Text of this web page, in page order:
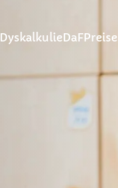
DyskalkulieDaFPreise